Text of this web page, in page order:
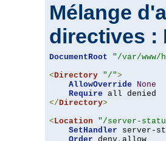
Mélange
directives :
DocumentRoot
"/var/www/
<Directory "/">
AllowOverride
None
Require
</Directory>
<Location "/server-
SetHandler server-